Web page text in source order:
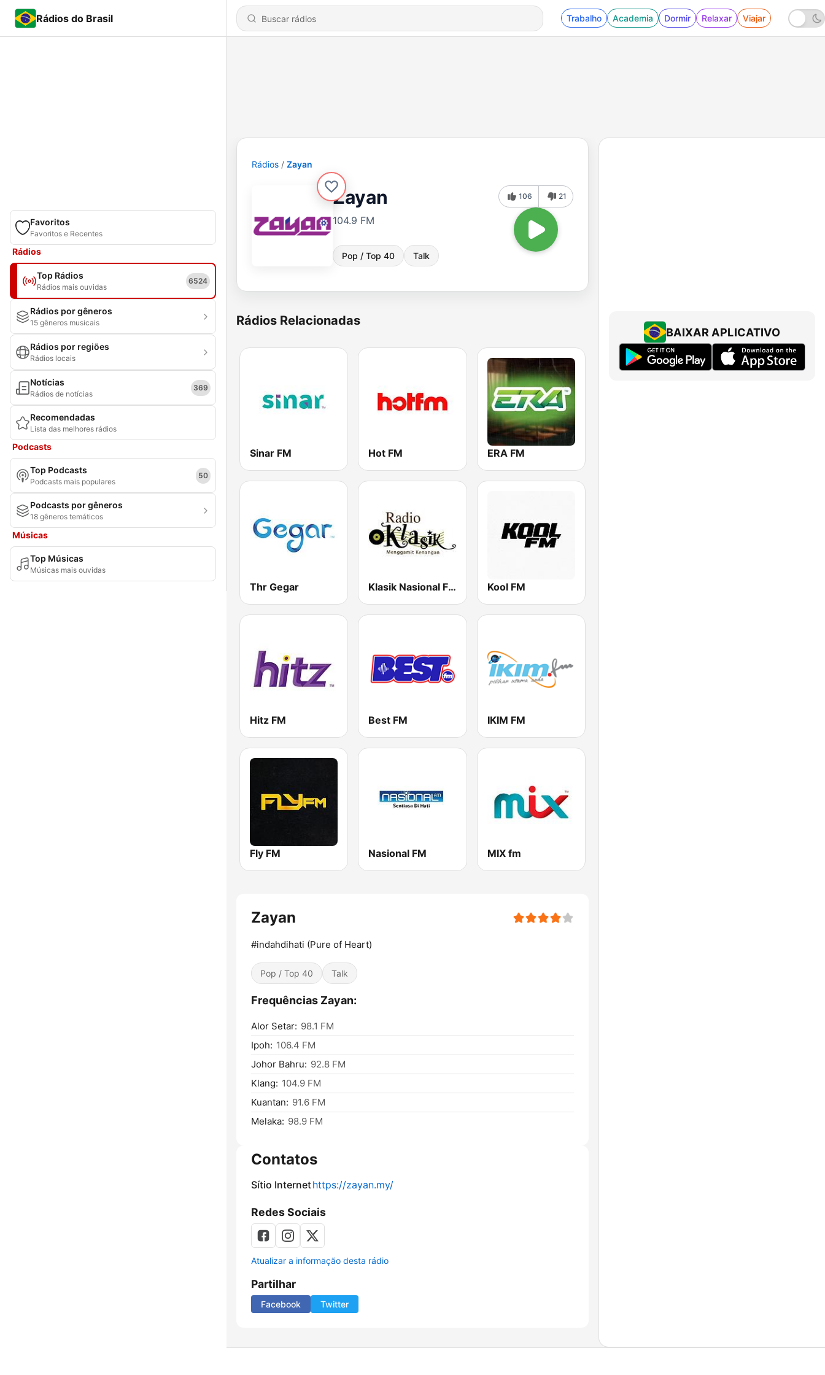
Rádios do Brasil Trabalho Academia Dormir Relaxar Viajar
Favoritos
Favoritos e Recentes
Rádios
Top Rádios
Rádios mais ouvidas
6524
Rádios por gêneros
15 gêneros musicais
Rádios por regiões
Rádios locais
Notícias
Rádios de notícias
369
Recomendadas
Lista das melhores rádios
Podcasts
Top Podcasts
Podcasts mais populares
50
Podcasts por gêneros
18 gêneros temáticos
Músicas
Top Músicas
Músicas mais ouvidas
Rádios Zayan
Zayan
104.9 FM
Pop / Top 40 Talk
106 21
Rádios Relacionadas
Sinar FM Hot FM ERA FM
Thr Gegar Klasik Nasional FM Kool FM
Hitz FM Best FM IKIM FM
Fly FM Nasional FM MIX fm
Zayan
#indahdihati (Pure of Heart)
Pop / Top 40 Talk
Frequências Zayan:
Alor Setar: 98.1 FM
Ipoh: 106.4 FM
Johor Bahru: 92.8 FM
Klang: 104.9 FM
Kuantan: 91.6 FM
Melaka: 98.9 FM
Contatos
Sítio Internethttps://zayan.my/
Redes Sociais
Atualizar a informação desta rádio
Partilhar
Facebook Twitter
BAIXAR APLICATIVO